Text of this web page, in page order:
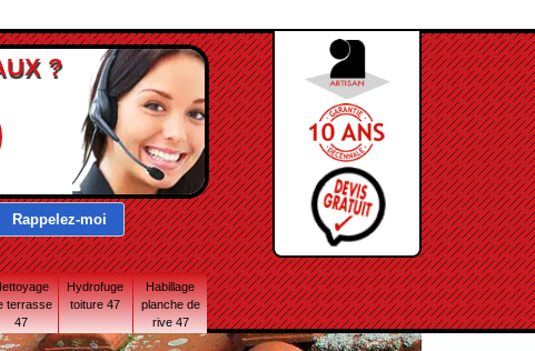
?
terrasse
47
Hydrofuge
toiture 47
Habillage
planche de
rive 47